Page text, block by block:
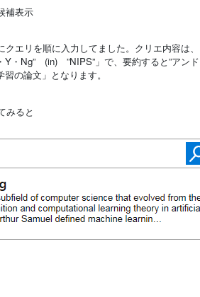
補表示
エリを順に入力してました。クリエ内容は
Y・Ng” (in) ”NIPS”」で、要約すると”アン
の論文」となります。
みると